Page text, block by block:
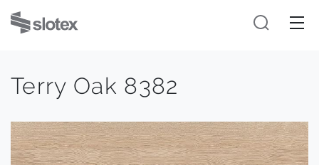
Terry Oak 8382